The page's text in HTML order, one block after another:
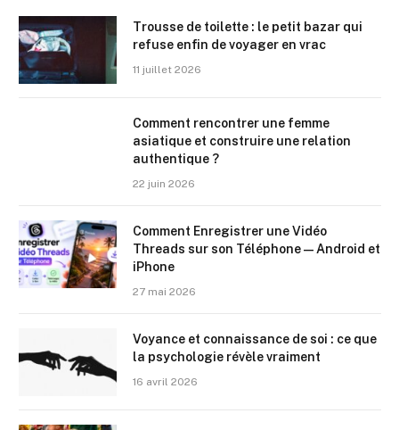
Trousse de toilette : le petit bazar qui
refuse enfin de voyager en vrac
11 juillet 2026
Comment rencontrer une femme
asiatique et construire une relation
authentique ?
22 juin 2026
Comment Enregistrer une Vidéo
Threads sur son Téléphone — Android et
iPhone
27 mai 2026
Voyance et connaissance de soi : ce que
la psychologie révèle vraiment
16 avril 2026